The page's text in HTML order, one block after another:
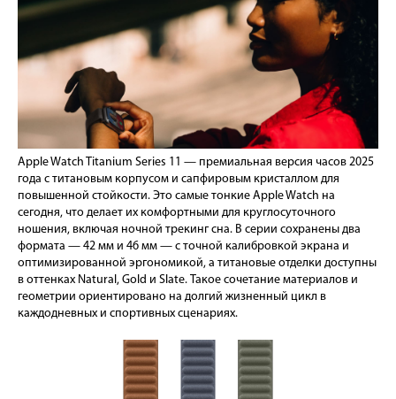
Apple Watch Titanium Series 11 — премиальная версия часов 2025
года с титановым корпусом и сапфировым кристаллом для
повышенной стойкости. Это самые тонкие Apple Watch на
сегодня, что делает их комфортными для круглосуточного
ношения, включая ночной трекинг сна. В серии сохранены два
формата — 42 мм и 46 мм — с точной калибровкой экрана и
оптимизированной эргономикой, а титановые отделки доступны
в оттенках Natural, Gold и Slate. Такое сочетание материалов и
геометрии ориентировано на долгий жизненный цикл в
каждодневных и спортивных сценариях.